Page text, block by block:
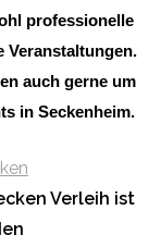
professionelle
Veranstaltungen.
auch gerne um
in Seckenheim.
Verleih ist